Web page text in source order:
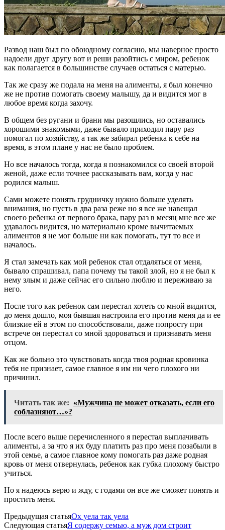
Развод наш был по обоюдному согласию, мы наверное просто
надоели друг другу вот и реши разойтись с миром, ребенок
как полагается в большинстве случаев остаться с матерью.
Так же сразу же подала на меня на алименты, я был конечно
же не против помогать своему малышу, да и видится мог в
любое время когда захочу.
В общем без ругани и брани мы разошлись, но оставались
хорошими знакомыми, даже бывало приходил пару раз
помогал по хозяйству, а так же забирал ребенка к себе на
время, в этом плане у нас не было проблем.
Но все началось тогда, когда я познакомился со своей второй
женой, даже если точнее рассказывать вам, когда у нас
родился малыш.
Сами можете понять грудничку нужно больше уделять
внимания, но пусть в два раза реже но я все же навещал
своего ребенка от первого брака, пару раз в месяц мне все же
удавалось видится, но материально кроме вычитаемых
алиментов я не мог больше ни как помогать, тут то все и
началось.
Я стал замечать как мой ребенок стал отдаляться от меня,
бывало спрашивал, папа почему ты такой злой, но я не был к
нему злым и даже сейчас его сильно люблю и переживаю за
него.
После того как ребенок сам перестал хотеть со мной видится,
до меня дошло, моя бывшая настроила его против меня да и ее
близкие ей в этом по способствовали, даже попросту при
встрече он перестал со мной здороваться и признавать меня
отцом.
Как же больно это чувствовать когда твоя родная кровинка
тебя не признает, самое главное я им ни чего плохого ни
причинил.
Читать так же: «Мужчина не может отказать, если его
соблазняют…»?
После всего выше перечисленного я перестал выплачивать
алименты, а за что я их буду платить раз про меня позабыли в
этой семье, а самое главное кому помогать раз даже родная
кровь от меня отвернулась, ребенок как губка плохому быстро
учиться.
Но я надеюсь верю и жду, с годами он все же сможет понять и
простить меня.
Предыдущая статьяОх уела так уела
Следующая статьяЯ содержу семью, а муж дом строит